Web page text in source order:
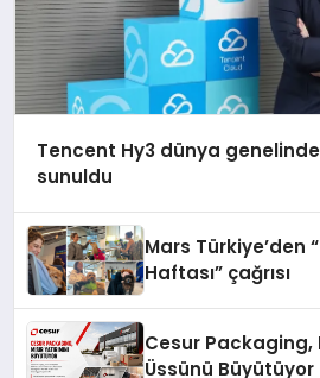
Tencent Hy3 dünya
sunuldu
Mars Türkiye’den
Haftası” çağrısı
Cesur Packaging,
Üssünü Büyütüyor